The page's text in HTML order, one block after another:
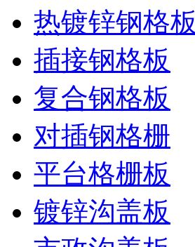
热镀锌钢格板
插接钢格板
复合钢格板
对插钢格栅
平台格栅板
镀锌沟盖板